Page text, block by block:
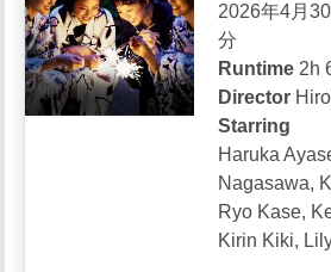
2026年4月
分
Runtime 2h
Director
Starring
Haruka
Nagasawa,
Ryo Kase,
Kirin Kiki,